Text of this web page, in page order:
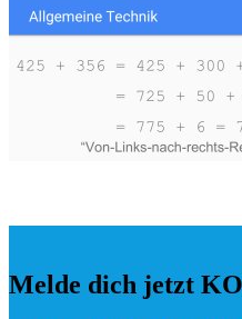
Melde dich jetzt